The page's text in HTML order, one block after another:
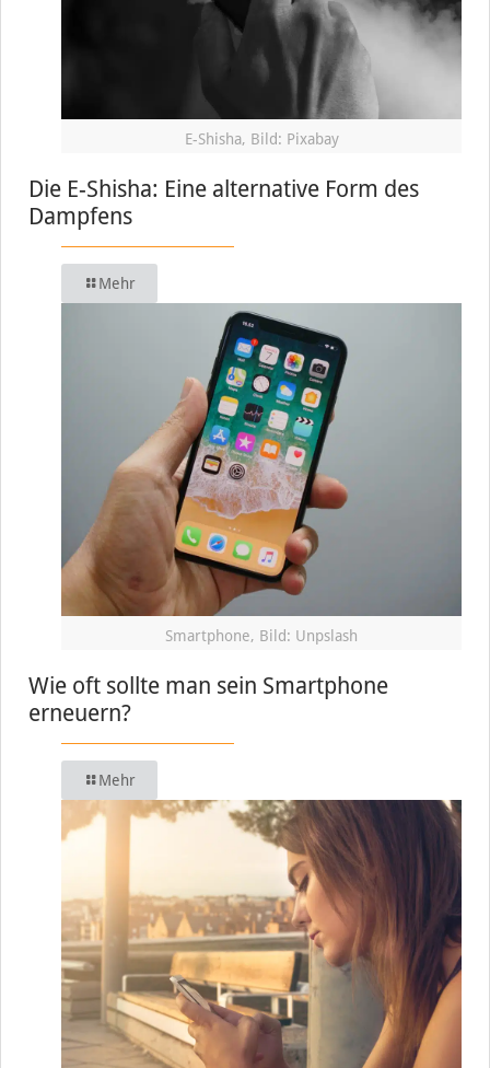
E-Shisha, Bild: Pixabay
Die E-Shisha: Eine alternative Form des
Dampfens
Mehr
Smartphone, Bild: Unpslash
Wie oft sollte man sein Smartphone
erneuern?
Mehr